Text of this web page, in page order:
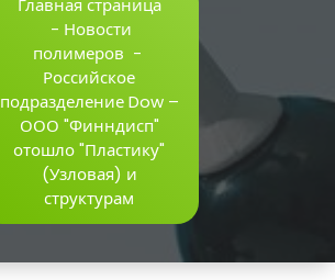
Главная страница
- Новости
полимеров -
Российское
подразделение Dow –
ООО "Финндисп"
отошло "Пластику"
(Узловая) и
структурам